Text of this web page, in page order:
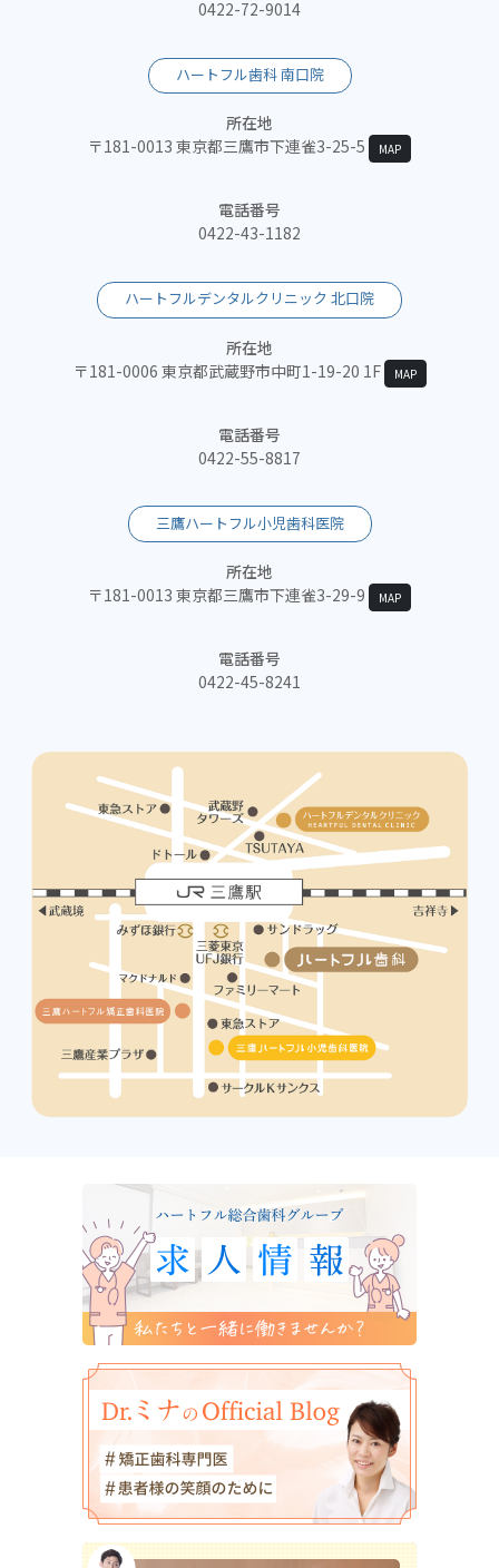
0422-72-9014
ハートフル歯科 南口院
所在地
〒181-0013 東京都三鷹市下連雀3-25-5
MAP
電話番号
0422-43-1182
ハートフルデンタルクリニック 北口院
所在地
〒181-0006 東京都武蔵野市中町1-19-20 1F
MAP
電話番号
0422-55-8817
三鷹ハートフル小児歯科医院
所在地
〒181-0013 東京都三鷹市下連雀3-29-9
MAP
電話番号
0422-45-8241